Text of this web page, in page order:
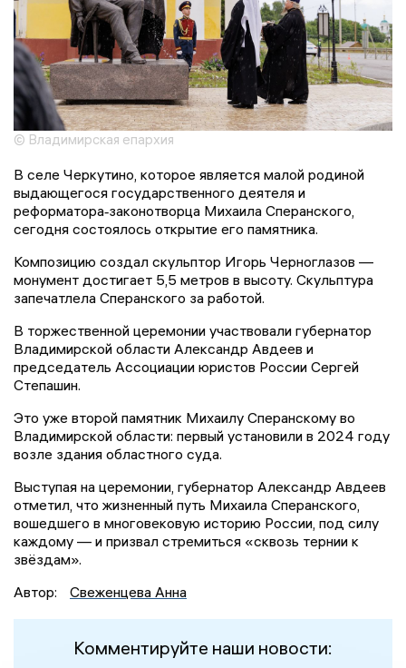
© Владимирская епархия
В селе Черкутино, которое является малой родиной
выдающегося государственного деятеля и
реформатора‑законотворца Михаила Сперанского,
сегодня состоялось открытие его памятника.
Композицию создал скульптор Игорь Черноглазов —
монумент достигает 5,5 метров в высоту. Скульптура
запечатлела Сперанского за работой.
В торжественной церемонии участвовали губернатор
Владимирской области Александр Авдеев и
председатель Ассоциации юристов России Сергей
Степашин.
Это уже второй памятник Михаилу Сперанскому во
Владимирской области: первый установили в 2024 году
возле здания областного суда.
Выступая на церемонии, губернатор Александр Авдеев
отметил, что жизненный путь Михаила Сперанского,
вошедшего в многовековую историю России, под силу
каждому — и призвал стремиться «сквозь тернии к
звёздам».
Автор:
Свеженцева Анна
Комментируйте наши новости: